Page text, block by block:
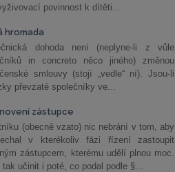
povinnost k dítěti...
hromada
dohoda není (neplyne-li z vůle
in concreto něco jiného) změnou
smlouvy (stojí „vedle“ ní). Jsou-li
převzaté společníky ve...
zástupce
(obecně vzato) nic nebrání v tom, aby
v kterékoliv fázi řízení zastoupit
zástupcem, kterému udělí plnou moc.
tak učinit i poté, co podal podle §...